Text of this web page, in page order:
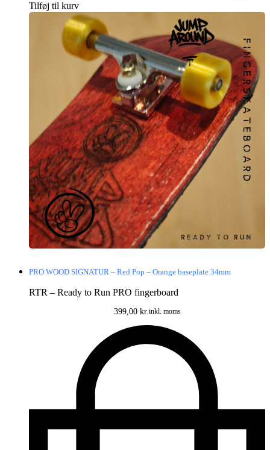
Tilføj til kurv
PRO WOOD SIGNATUR – Red Pop – Orange baseplate 34mm
RTR – Ready to Run PRO fingerboard
399,00 kr. inkl. moms